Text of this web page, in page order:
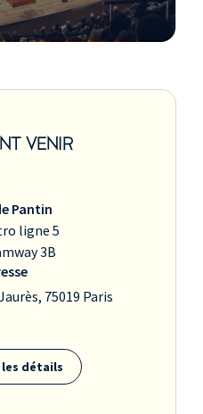
VENIR
Pantin
ligne 5
3B
75019 Paris
détails